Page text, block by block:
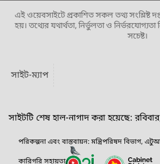
এই ওয়েবসাইটে প্রকাশিত সকল তথ্য সংশ্লিষ্ট
হয়। তথ্যের যথার্থতা, নির্ভুলতা ও নির্ভরযোগ্যতা
সচেষ্ট।
সাইট-ম্যাপ
সাইটটি শেষ হাল-নাগাদ করা হয়েছে:
পরিকল্পনা এবং বাস্তবায়ন: মন্ত্রিপরিষদ বিভাগ,
কারিগরি সহায়তা